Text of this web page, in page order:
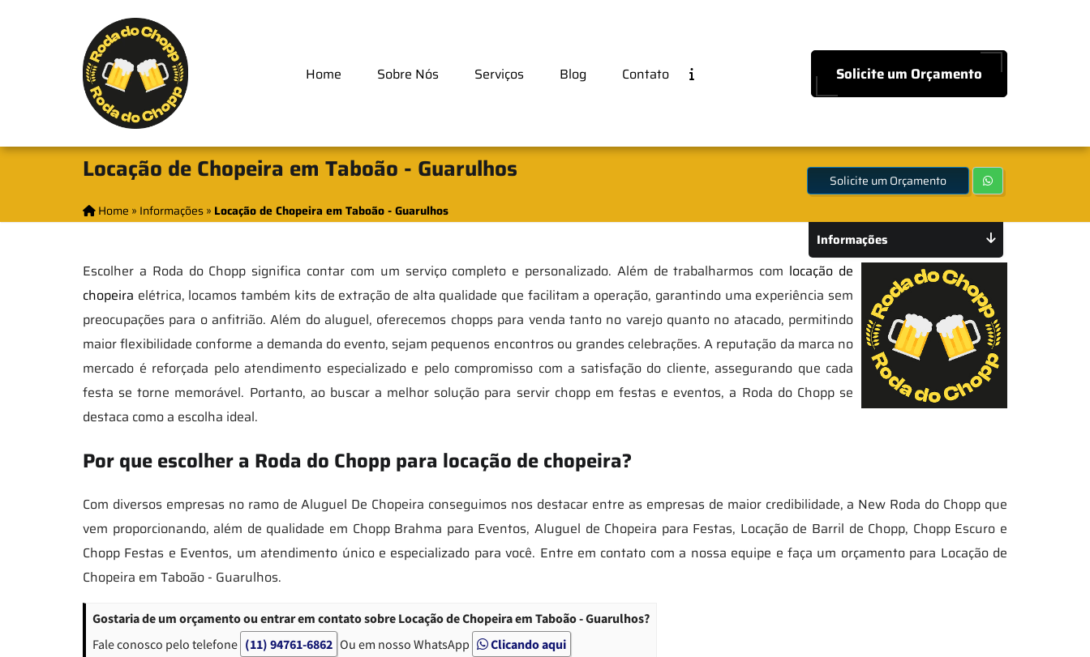
Home Sobre Nós Serviços Blog Contato Solicite um Orçamento
Locação de Chopeira em Taboão - Guarulhos
Home » Informações» Locação de Chopeira em Taboão - Guarulhos
Solicite um Orçamento
Escolher a Roda do Chopp significa contar com um serviço completo e personalizado. Além de trabalharmos com locação de
chopeira elétrica, locamos também kits de extração de alta qualidade que facilitam a operação, garantindo uma experiência sem
preocupações para o anfitrião. Além do aluguel, oferecemos chopps para venda tanto no varejo quanto no atacado, permitindo
maior flexibilidade conforme a demanda do evento, sejam pequenos encontros ou grandes celebrações. A reputação da marca no
mercado é reforçada pelo atendimento especializado e pelo compromisso com a satisfação do cliente, assegurando que cada
festa se torne memorável. Portanto, ao buscar a melhor solução para servir chopp em festas e eventos, a Roda do Chopp se
destaca como a escolha ideal.
Por que escolher a Roda do Chopp para locação de chopeira?
Com diversos empresas no ramo de Aluguel De Chopeira conseguimos nos destacar entre as empresas de maior credibilidade, a New Roda do Chopp que
vem proporcionando, além de qualidade em Chopp Brahma para Eventos, Aluguel de Chopeira para Festas, Locação de Barril de Chopp, Chopp Escuro e
Chopp Festas e Eventos, um atendimento único e especializado para você. Entre em contato com a nossa equipe e faça um orçamento para Locação de
Chopeira em Taboão - Guarulhos.
Gostaria de um orçamento ou entrar em contato sobre Locação de Chopeira em Taboão - Guarulhos?
Fale conosco pelo telefone (11) 94761-6862 Ou em nosso WhatsApp Clicando aqui
Informações